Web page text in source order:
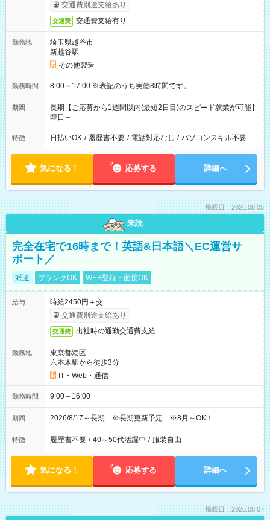
交通費別途支給あり
交通費 交通費支給有り
勤務地
埼玉県越谷市
新越谷駅
その他製造
勤務時間 8:00～17:00 ※表記のうち実働8時間です。
期間
長期【ご応募から1週間以内(最短2日目)のスピード就業が可能】
即日～
特徴 日払いOK / 履歴書不要 / 電話対応なし / パソコンスキル不要
気になる！ 応募する 詳細へ
掲載日：2026.08.05
未読
完全在宅で16時まで！英語&日本語＼EC運営サ
ポート／
派遣 ブランクOK WEB登録・面接OK
給与
時給2450円＋交
交通費別途支給あり
交通費 出社時の通勤交通費支給
勤務地
東京都港区
六本木駅から徒歩3分
IT・Web・通信
勤務時間 9:00～16:00
期間 2026/8/17～長期 ※長期更新予定 ※8月～OK！
特徴 履歴書不要 / 40～50代活躍中 / 服装自由
気になる！ 応募する 詳細へ
掲載日：2026.08.07